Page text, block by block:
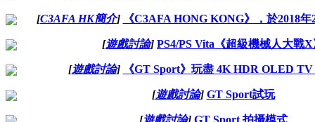
[C3AFA HK簡介] 《C3AFA HONG KONG》，於2018
[遊戲討論] PS4/PS Vita《超級機械人大戰
[遊戲討論] 《GT Sport》玩盡 4K HDR OLED
[遊戲討論] GT Sport試玩
[遊戲討論] GT Sport 拍攝模式